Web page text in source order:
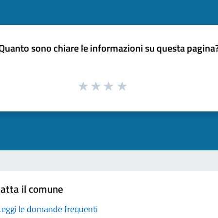
sono chiare le informazioni su questa
il comune
le domande frequenti